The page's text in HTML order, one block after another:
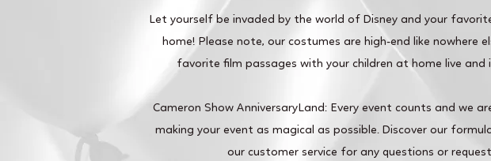
Let yourself be invaded by the world of Disney and your
home! Please note, our costumes are high-end like nowhere
favorite film passages with your children at home live and
Cameron Show AnniversaryLand: Every event counts and we
making your event as magical as possible. Discover our
our customer service for any questions or